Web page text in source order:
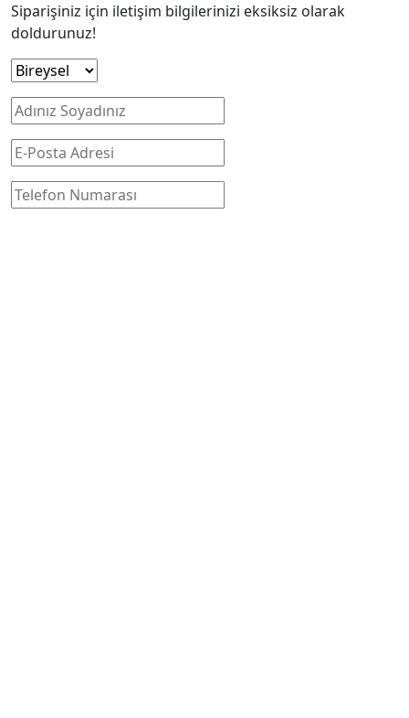
Siparişiniz için iletişim bilgilerinizi eksiksiz olarak
doldurunuz!